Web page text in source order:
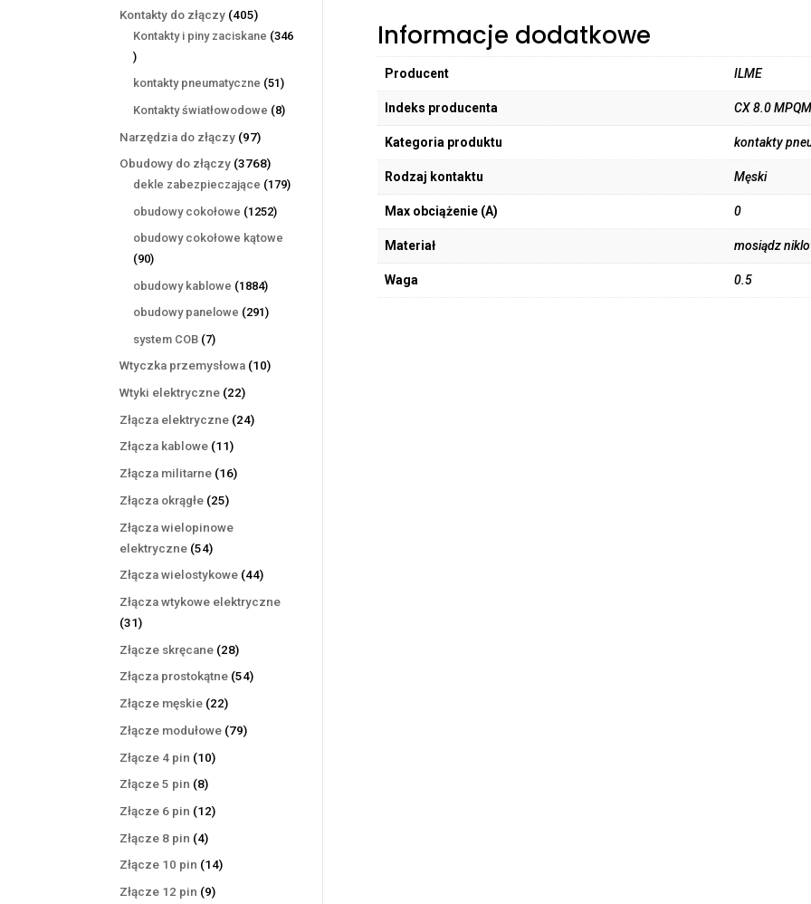
produktów
Kontakty do złączy 405405
produktów
Kontakty i piny zaciskane 346
346
produktów
kontakty pneumatyczne 5151
produktów
Kontakty światłowodowe 88
Narzędzia do złączy 9797
produktów
Obudowy do złączy 37683768
produktów
dekle zabezpieczające 179179
obudowy cokołowe 12521252
obudowy cokołowe kątowe
9090
produktów
obudowy kablowe 18841884
produkty
obudowy panelowe 291291
system COB 77
produktów
Wtyczka przemysłowa 1010
Wtyki elektryczne 2222
produkty
Złącza elektryczne 2424
Złącza kablowe 1111
produktów
Złącza militarne 1616
Złącza okrągłe 2525
Złącza wielopinowe
elektryczne 5454
produkty
Złącza wielostykowe 4444
Złącza wtykowe elektryczne
3131
produktów
Złącze skręcane 2828
produktów
Złącza prostokątne 5454
Złącze męskie 2222
produkty
Złącze modułowe 7979
Złącze 4 pin 1010
Złącze 5 pin 88
produktów
Złącze 6 pin 1212
Złącze 8 pin 44
produkty
Złącze 10 pin 1414
Złącze 12 pin 99
Informacje dodatkowe
Producent ILME
Indeks producenta CX 8.0 MPQM
Kategoria produktu kontakty
Rodzaj kontaktu Męski
Max obciążenie (A) 0
Materiał mosiądz
Waga 0.5